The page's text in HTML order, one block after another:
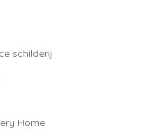
schilderij
Home